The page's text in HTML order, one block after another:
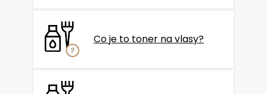
Co je to toner na vlasy?